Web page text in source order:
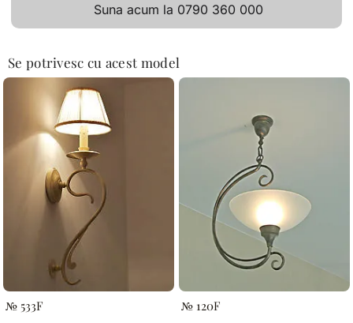
Suna acum la 0790 360 000
Se potrivesc cu acest model
№ 533F № 120F